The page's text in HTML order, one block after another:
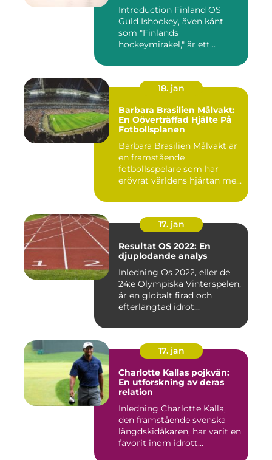
Introduction Finland OS
Guld Ishockey, även känt
som "Finlands
hockeymirakel," är ett
18. jan
Barbara Brasilien Målvakt:
En Oöverträffad Hjälte På
Fotbollsplanen
Barbara Brasilien Målvakt är
en framstående
fotbollsspelare som har
erövrat världens hjärtan med
17. jan
Resultat OS 2022: En
djuplodande analys
Inledning Os 2022, eller de
24:e Olympiska Vinterspelen,
är en globalt firad och
efterlängtad idrot...
17. jan
Charlotte Kallas pojkvän:
En utforskning av deras
relation
Inledning Charlotte Kalla,
den framstående svenska
längdskidåkaren, har varit en
favorit inom idrott...